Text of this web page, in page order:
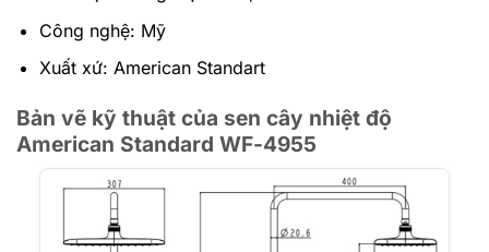
Công nghệ: Mỹ
Xuất xứ: American Standart
Bản vẽ kỹ thuật của sen cây nhiệt độ
American Standard WF-4955